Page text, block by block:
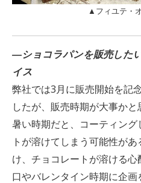
▲フィユテ・
―ショコラパンを販売した
イス
弊社では3月に販売開始を記
したが、販売時期が大事かと
暑い時期だと、コーティン
トが溶けてしまう可能性が
け、チョコレートが溶ける
口やバレンタイン時期に企画